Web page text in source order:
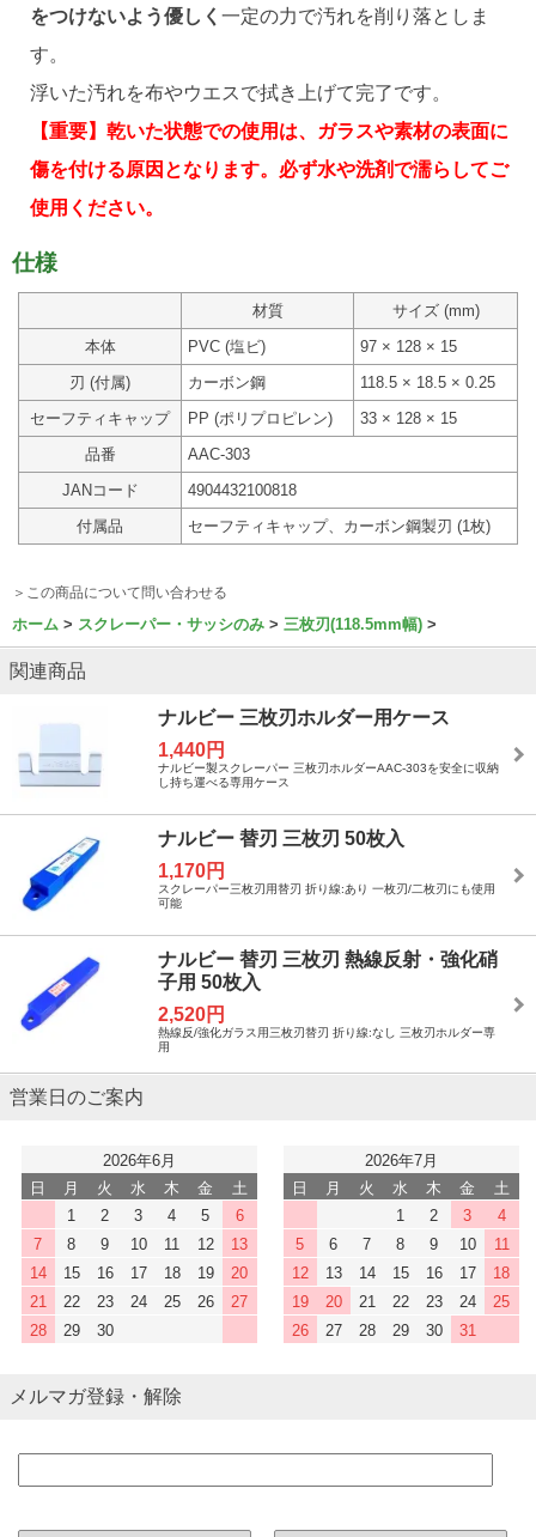
をつけないよう優しく 一定の力で汚れを削り落としま
す。
浮いた汚れを布やウエスで拭き上げて完了です。
【重要】 乾いた状態での使用は、ガラスや素材の表面に
傷を付ける原因となります。必ず水や洗剤で濡らしてご
使用ください。
仕様
材質
サイズ (mm)
本体
PVC (塩ビ)
97 × 128 × 15
刃 (付属)
カーボン鋼
118.5 × 18.5 × 0.25
セーフティキャップ
PP (ポリプロピレン)
33 × 128 × 15
品番
AAC-303
JANコード
4904432100818
付属品
セーフティキャップ、カーボン鋼製刃 (1枚)
＞この商品について問い合わせる
ホーム スクレーパー・サッシのみ 三枚刃(118.5mm幅)
関連商品
ナルビー 三枚刃ホルダー用ケース
1,440円
ナルビー製スクレーパー 三枚刃ホルダーAAC-303を安全に収納
し持ち運べる専用ケース
ナルビー 替刃 三枚刃 50枚入
1,170円
スクレーパー三枚刃用替刃 折り線:あり 一枚刃/二枚刃にも使用
可能
ナルビー 替刃 三枚刃 熱線反射・強化硝
子用 50枚入
2,520円
熱線反/強化ガラス用三枚刃替刃 折り線:なし 三枚刃ホルダー専
用
営業日のご案内
2026年6月
日
月 火 水 木 金
土
1
2 3 4 5
6
7
8 9 10 11 12
13
14
15 16 17 18 19
20
21
22 23 24 25 26
27
28
29 30
2026年7月
日
月 火 水 木 金
土
1
2 3
4
5
6 7 8 9 10
11
12
13 14 15 16 17
18
19
20 21 22 23 24
25
26
27 28 29 30 31
メルマガ登録・解除